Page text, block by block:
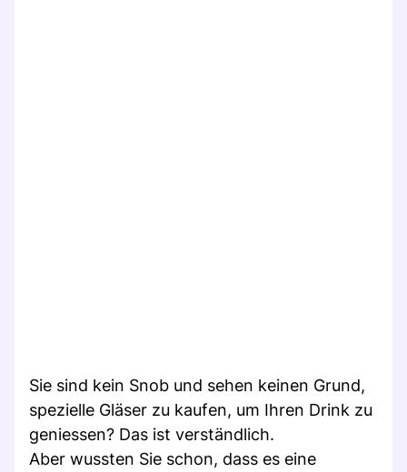
Sie sind kein Snob und sehen keinen Grund,
spezielle Gläser zu kaufen, um Ihren Drink zu
geniessen? Das ist verständlich.
Aber wussten Sie schon, dass es eine